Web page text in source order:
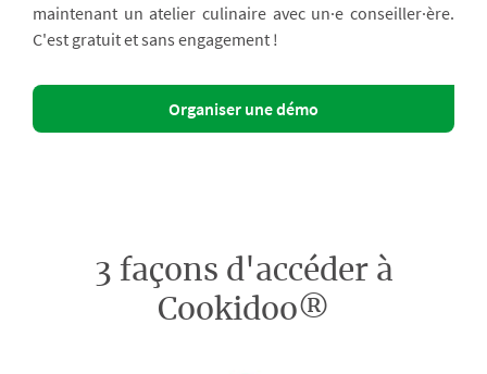
maintenant un atelier culinaire avec un·e conseiller·ère.
C'est gratuit et sans engagement !
Organiser une démo
3 façons d'accéder à
Cookidoo®